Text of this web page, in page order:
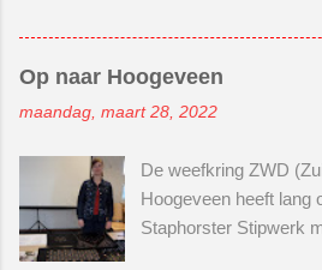
hier, klikker de klik) .
Wel spannend hoor!
elkaar rapen en
tijdje 2 houten
wilde ik een
zo'n bord, waarop je je
naartoe kan nemen.
Op naar Hoogeveen
maandag, maart 28, 2022
De weefkring ZWD
Hoogeveen heeft lang
Staphorster Stipwerk